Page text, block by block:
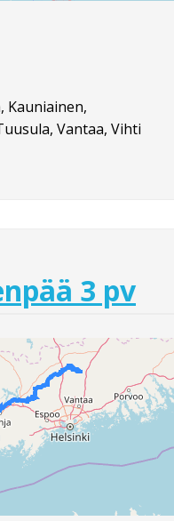
Kauniainen,
Vantaa, Vihti
3 pv